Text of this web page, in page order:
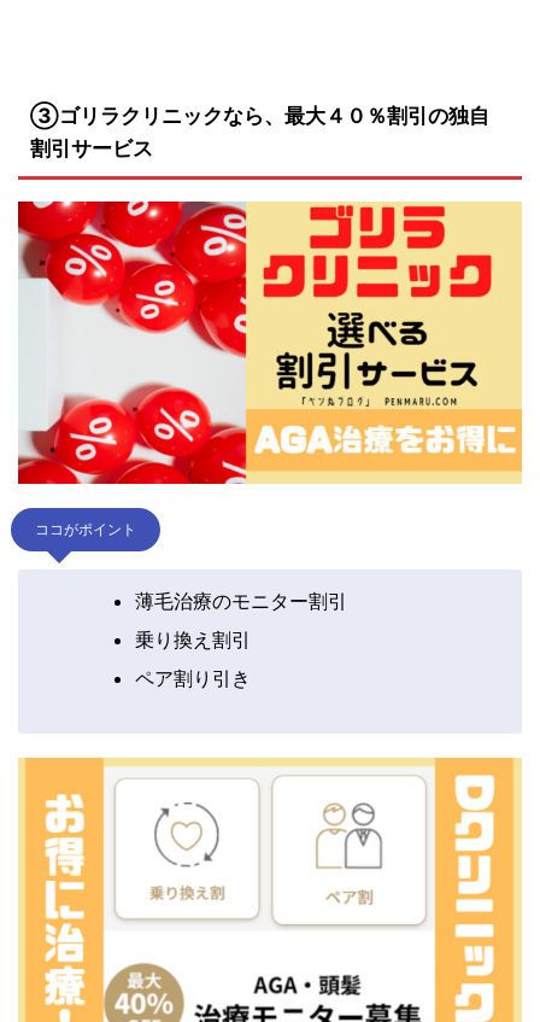
③ゴリラクリニックなら、最大４０％割引の独自
割引サービス
ココがポイント
薄毛治療のモニター割引
乗り換え割引
ペア割り引き